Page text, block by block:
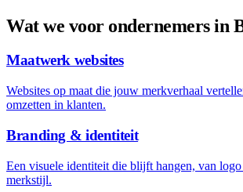
Wat we voor ondernemers in
Maatwerk websites
Websites op maat die jouw merkverhaal
omzetten in klanten.
Branding & identiteit
Een visuele identiteit die blijft hangen, van
merkstijl.